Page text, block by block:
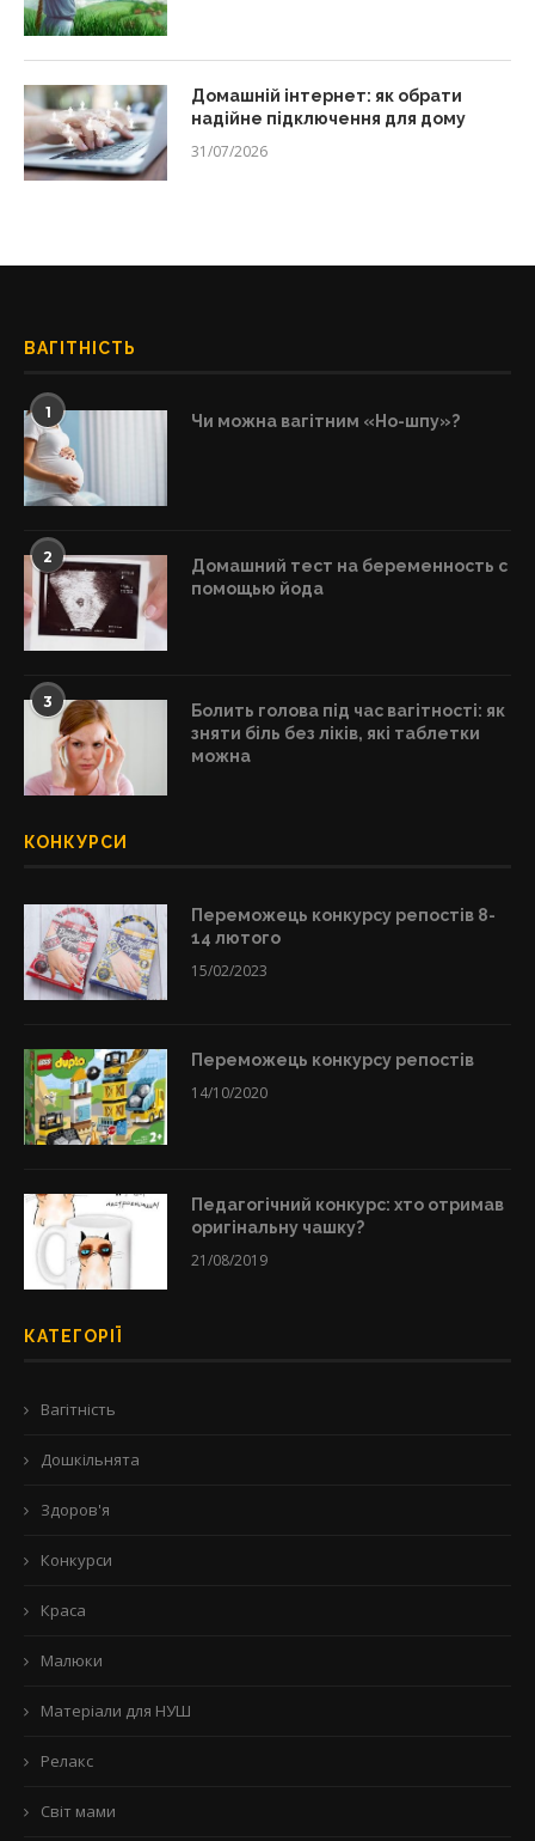
Домашній інтернет: як обрати
надійне підключення для дому
31/07/2026
ВАГІТНІСТЬ
1 Чи можна вагітним «Но-шпу»?
2
Домашний тест на беременность с
помощью йода
3
Болить голова під час вагітності: як
зняти біль без ліків, які таблетки
можна
КОНКУРСИ
Переможець конкурсу репостів 8-
14 лютого
15/02/2023
Переможець конкурсу репостів
14/10/2020
Педагогічний конкурс: хто отримав
оригінальну чашку?
21/08/2019
КАТЕГОРІЇ
Вагітність
Дошкільнята
Здоров'я
Конкурси
Краса
Малюки
Матеріали для НУШ
Релакс
Світ мами